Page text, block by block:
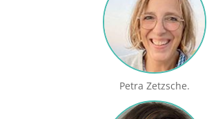
Petra Zetzsche.